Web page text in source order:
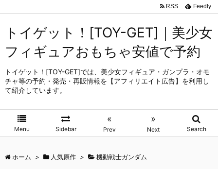
トイゲット！[TOY-GET]｜美少女
フィギュアおもちゃ安値で予約
トイゲット！[TOY-GET]では、美少女フィギュア・ガンプラ・オモ
チャ等の予約・発売・再販情報を【アフィリエイト広告】を利用し
て紹介しています。
Menu Sidebar
«
Prev
»
Next Search
RSS Feedly
ホーム > 人気原作 > 機動戦士ガンダム